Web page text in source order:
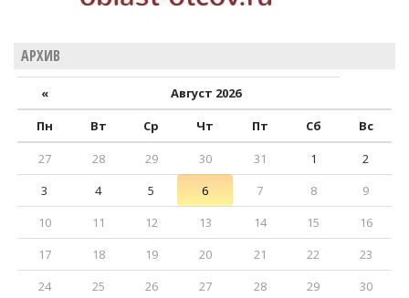
АРХИВ
«
Август 2026
Пн
Вт Ср Чт Пт Сб
Вс
27
28 29 30 31 1
2
3
4 5 6 7 8
9
10
11 12 13 14 15
16
17
18 19 20 21 22
23
24
25 26 27 28 29
30